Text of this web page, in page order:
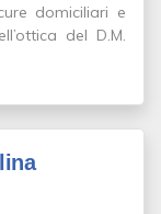
domiciliari e
del D.M.